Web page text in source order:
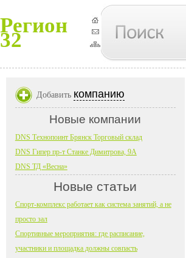
Регион
32
Добавить компанию
Новые компании
DNS Технопоинт Брянск Торговый склад
DNS Гипер пр-т Станке Димитрова, 9А
DNS ТД «Весна»
Новые статьи
Спорт-комплекс работает как система занятий, а не
просто зал
Спортивные мероприятия: где расписание,
участники и площадка должны совпасть